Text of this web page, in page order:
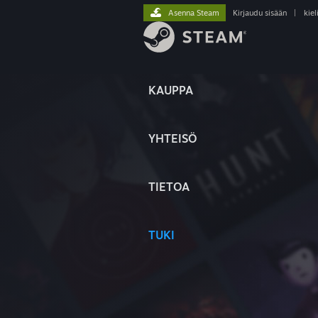
KAUPPA
YHTEISÖ
TIETOA
TUKI
Asenna Steam Kirjaudu sisään kieli